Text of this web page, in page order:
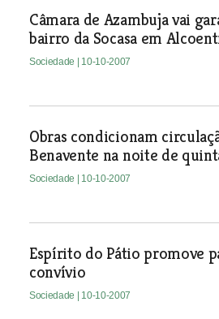
Câmara de Azambuja vai
bairro da Socasa em
Sociedade | 10-10-2007
Obras condicionam
Benavente na noite de
Sociedade | 10-10-2007
Espírito do Pátio promove
convívio
Sociedade | 10-10-2007